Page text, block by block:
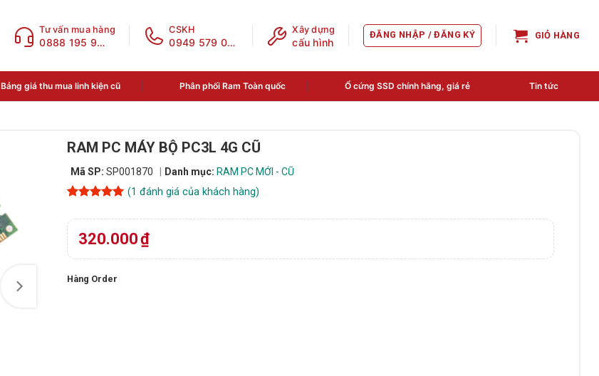
Tư vấn mua hàng
0888 195 969
CSKH
0949 579 078
Xây dựng
cấu hình
ĐĂNG NHẬP / ĐĂNG KÝ GIỎ HÀNG
Bảng giá thu mua linh kiện cũ Phân phối Ram Toàn quốc Ổ cứng SSD chính hãng, giá rẻ Tin tức
RAM PC MÁY BỘ PC3L 4G CŨ
Mã SP: SP001870 Danh mục: RAM PC MỚI - CŨ
dựa trên
đánh giá
(1 đánh giá của khách hàng)
320.000₫
Hàng Order